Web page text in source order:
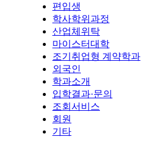
편입생
학사학위과정
산업체위탁
마이스터대학
조기취업형 계약학과
외국인
학과소개
입학결과·문의
조회서비스
회원
기타